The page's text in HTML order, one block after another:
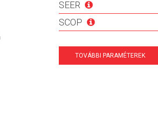
SEER
SCOP
TOVÁBBI PARAMÉTEREK